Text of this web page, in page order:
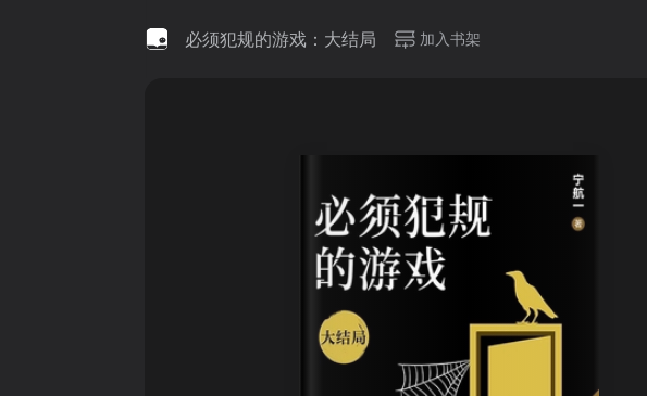
必须犯规的游戏：大结局 加入书架